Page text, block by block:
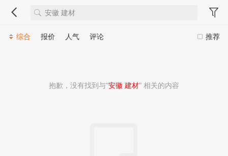
推荐
综合 报价 人气 评论
抱歉，没有找到与“安徽 建材” 相关的内容